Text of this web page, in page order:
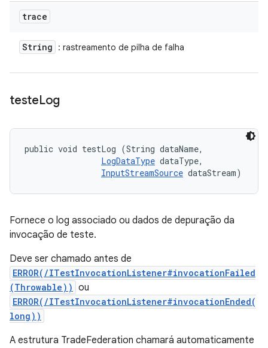
trace
String : rastreamento de pilha de falha
testeLog
public void testLog (String dataName,
LogDataType dataType,
InputStreamSource dataStream)
Fornece o log associado ou dados de depuração da
invocação de teste.
Deve ser chamado antes de
ERROR(/ITestInvocationListener#invocationFailed
(Throwable)) ou
ERROR(/ITestInvocationListener#invocationEnded(
long))
A estrutura TradeFederation chamará automaticamente